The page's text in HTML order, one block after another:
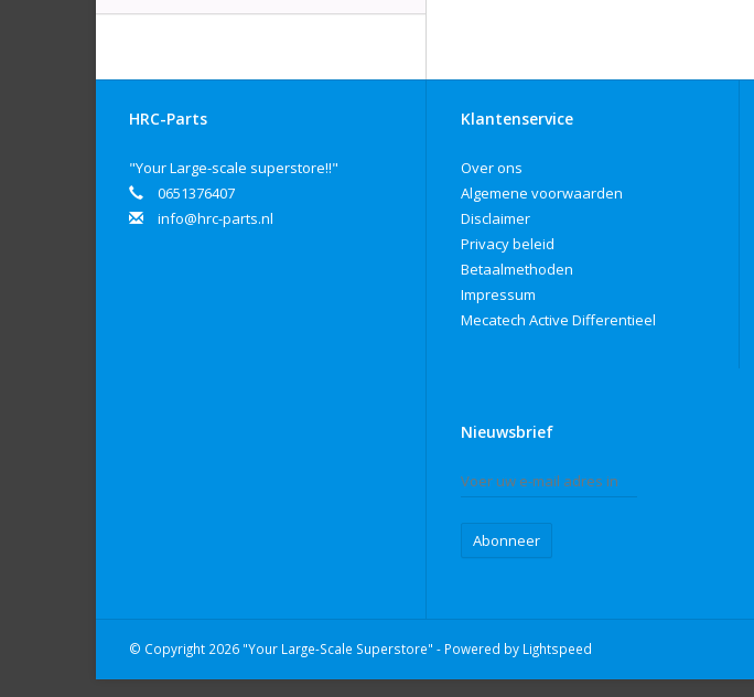
HRC-Parts
"Your Large-scale superstore!!"
0651376407
info@hrc-parts.nl
Klantenservice
Over ons
Algemene voorwaarden
Disclaimer
Privacy beleid
Betaalmethoden
Impressum
Mecatech Active Differentieel
Nieuwsbrief
Abonneer
© Copyright 2026 "Your Large-Scale Superstore" - Powered by Lightspeed